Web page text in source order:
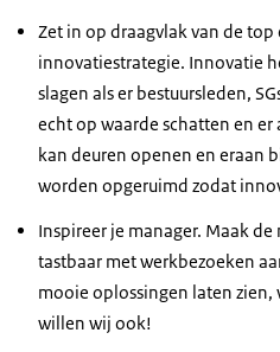
Zet in op draagvlak van de top
innovatiestrategie. Innovatie
slagen als er bestuursleden,
echt op waarde schatten en
kan deuren openen en eraan
worden opgeruimd zodat
Inspireer je manager. Maak
tastbaar met werkbezoeken
mooie oplossingen laten zien,
willen wij ook!